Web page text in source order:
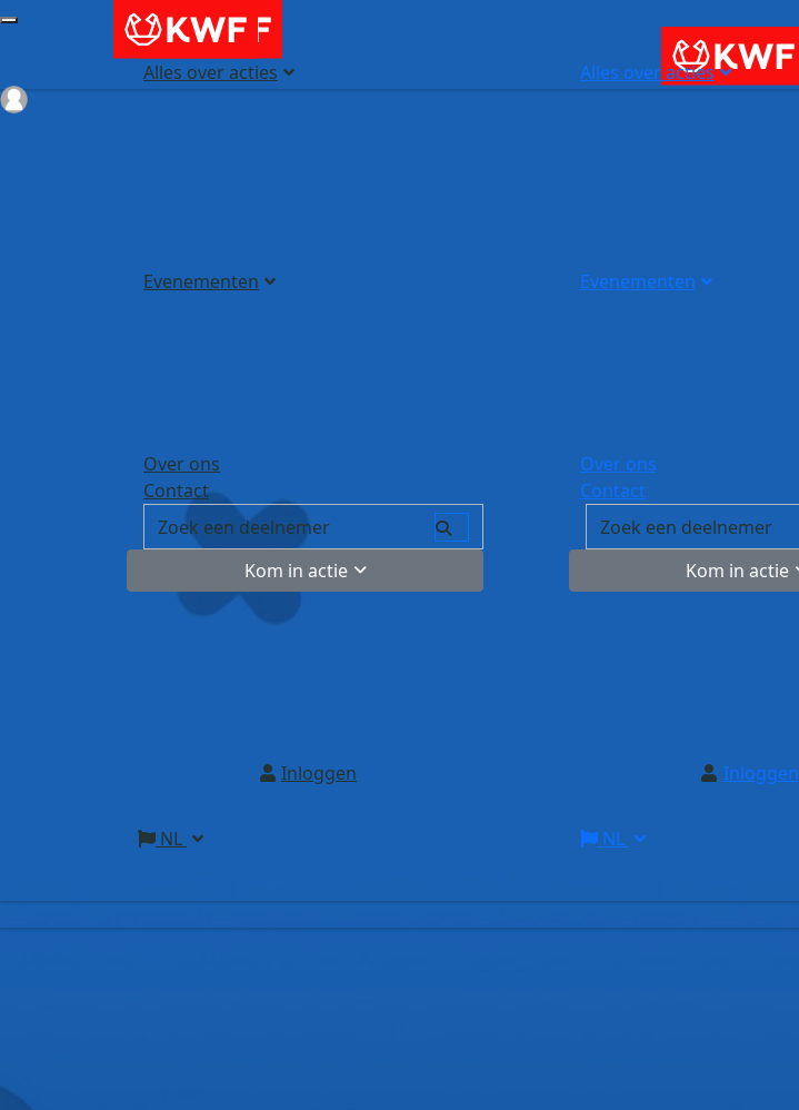
Alles over acties
Evenementen
Over ons
Contact
Kom in actie
Inloggen
NL
Alles over acties
Evenementen
Over ons
Contact
Kom in actie
Inloggen
NL